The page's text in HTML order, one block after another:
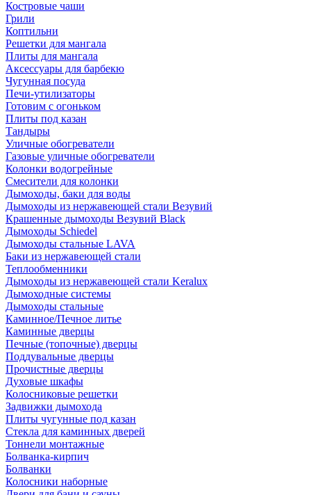
Костровые чаши
Грили
Коптильни
Решетки для мангала
Плиты для мангала
Аксессуары для барбекю
Чугунная посуда
Печи-утилизаторы
Готовим с огоньком
Плиты под казан
Тандыры
Уличные обогреватели
Газовые уличные обогреватели
Колонки водогрейные
Смесители для колонки
Дымоходы, баки для воды
Дымоходы из нержавеющей стали Везувий
Крашенные дымоходы Везувий Black
Дымоходы Schiedel
Дымоходы стальные LAVA
Баки из нержавеющей стали
Теплообменники
Дымоходы из нержавеющей стали Keralux
Дымоходные системы
Дымоходы стальные
Каминное/Печное литье
Каминные дверцы
Печные (топочные) дверцы
Поддувальные дверцы
Прочистные дверцы
Духовые шкафы
Колосниковые решетки
Задвижки дымохода
Плиты чугунные под казан
Стекла для каминных дверей
Тоннели монтажные
Болванка-кирпич
Болванки
Колосники наборные